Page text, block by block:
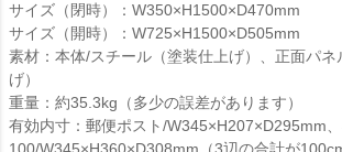
サイズ（閉時）：W350×H1500×D470mm
サイズ（開時）：W725×H1500×D505mm
素材：本体/スチール（塗装仕上げ）、正面パネ
げ）
重量：約35.3kg（多少の誤差があります）
有効内寸：郵便ポスト/W345×H207×D295mm